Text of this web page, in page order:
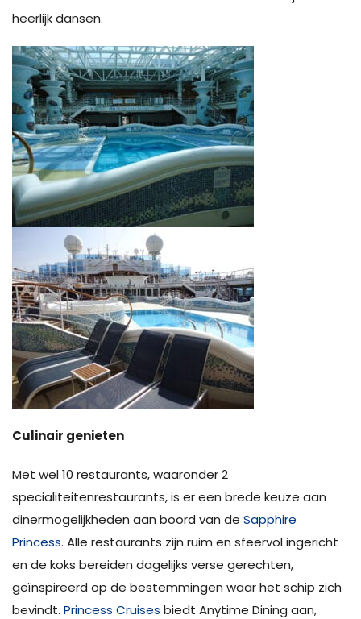
heerlijk dansen.
Culinair genieten
Met wel 10 restaurants, waaronder 2
specialiteitenrestaurants, is er een brede keuze aan
dinermogelijkheden aan boord van de Sapphire
Princess. Alle restaurants zijn ruim en sfeervol ingericht
en de koks bereiden dagelijks verse gerechten,
geïnspireerd op de bestemmingen waar het schip zich
bevindt. Princess Cruises biedt Anytime Dining aan,